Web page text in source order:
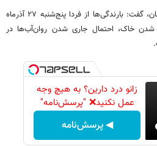
مدیر کل مدیریت بحران استان کرمان، گفت: بارندگی‌ها از فردا پنج‌شنبه ۲۷ آذرماه
شدن خاک، احتمال جاری شدن روان‌آب‌ها در
زانو درد دارین؟ به هیچ وجه
عمل نکنید❌ "پرسش‌نامه"
◀ پرسش‌نامه